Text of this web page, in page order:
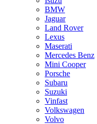
BMW
Jaguar
Land Rover
Lexus
Maserati
Mercedes Benz
Mini Cooper
Porsche
Subaru
Suzuki
Vinfast
Volkswagen
Volvo